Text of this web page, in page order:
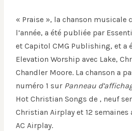
« Praise », la chanson musicale
l’année, a été publiée par
et Capitol CMG Publishing, et a
Elevation Worship avec Lake,
Chandler Moore. La chanson a
numéro 1 sur Panneau
Hot Christian Songs de , neuf
Christian Airplay et 12 semaines
AC Airplay.